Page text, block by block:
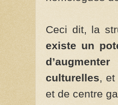
Ceci dit, la
existe un
culturelles,
et de centre